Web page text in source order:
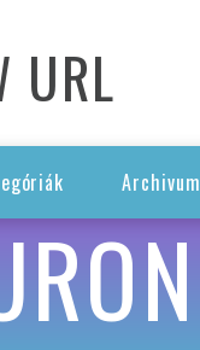
URL
Archivum